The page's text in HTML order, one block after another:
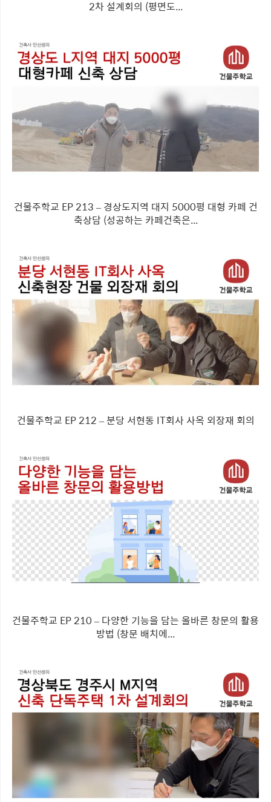
2차 설계회의 (평면도...
건물주학교 EP 213 – 경상도지역 대지 5000평 대형 카페 건
축상담 (성공하는 카페건축은...
건물주학교 EP 212 – 분당 서현동 IT회사 사옥 외장재 회의
건물주학교 EP 210 – 다양한 기능을 담는 올바른 창문의 활용
방법 (창문 배치에...